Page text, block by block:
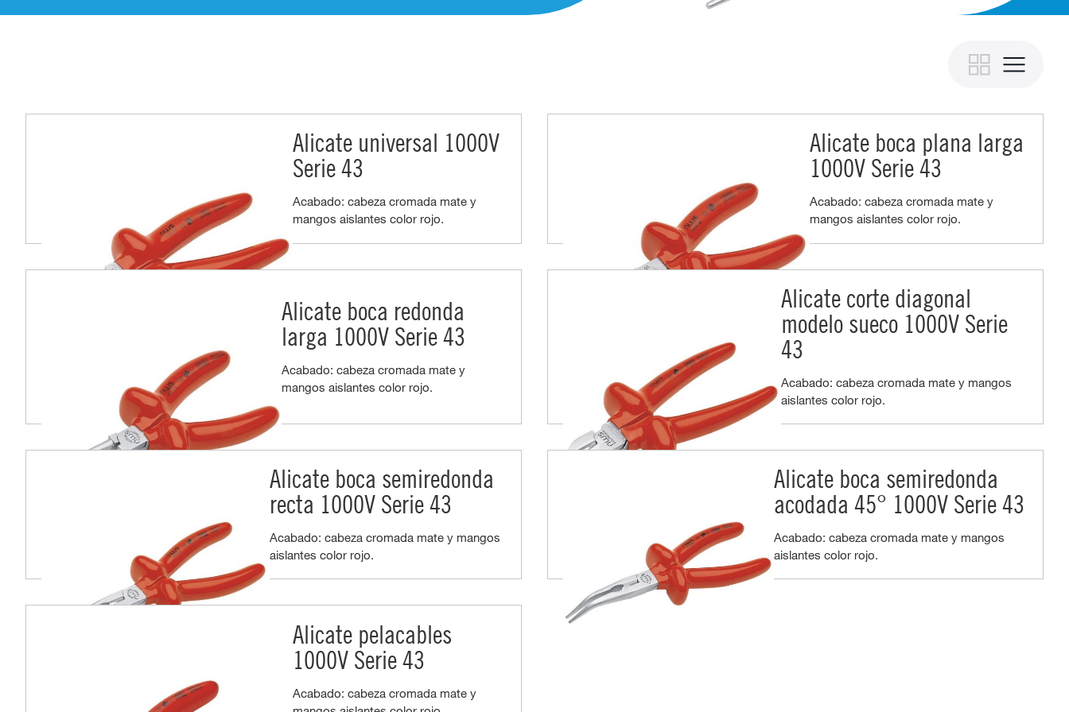
Alicate universal 1000V
Serie 43
Acabado: cabeza cromada mate y
mangos aislantes color rojo.
Alicate boca plana larga
1000V Serie 43
Acabado: cabeza cromada mate y
mangos aislantes color rojo.
Alicate boca redonda
larga 1000V Serie 43
Acabado: cabeza cromada mate y
mangos aislantes color rojo.
Alicate corte diagonal
modelo sueco 1000V Serie
43
Acabado: cabeza cromada mate y mangos
aislantes color rojo.
Alicate boca semiredonda
recta 1000V Serie 43
Acabado: cabeza cromada mate y mangos
aislantes color rojo.
Alicate boca semiredonda
acodada 45° 1000V Serie 43
Acabado: cabeza cromada mate y mangos
aislantes color rojo.
Alicate pelacables
1000V Serie 43
Acabado: cabeza cromada mate y